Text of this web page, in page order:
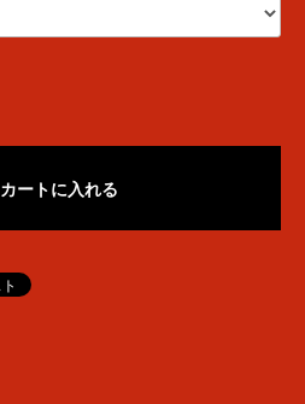
カートに入れる